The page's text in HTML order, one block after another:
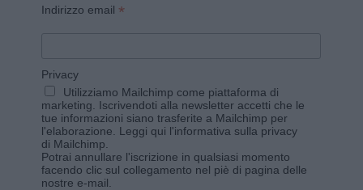
Indirizzo email *
Privacy
Utilizziamo Mailchimp come piattaforma di
marketing. Iscrivendoti alla newsletter accetti che le
tue informazioni siano trasferite a Mailchimp per
l'elaborazione. Leggi qui l'informativa sulla privacy
di Mailchimp
Potrai annullare l'iscrizione in qualsiasi momento
facendo clic sul collegamento nel piè di pagina delle
nostre e-mail.